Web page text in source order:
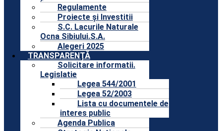
Regulamente
Proiecte și Investitii
S.C. Lacurile Naturale
Ocna Sibiului.S.A.
Alegeri 2025
TRANSPARENȚĂ
Solicitare informatii.
Legislatie
Legea 544/2001
Legea 52/2003
Lista cu documentele de
interes public
Agenda Publica